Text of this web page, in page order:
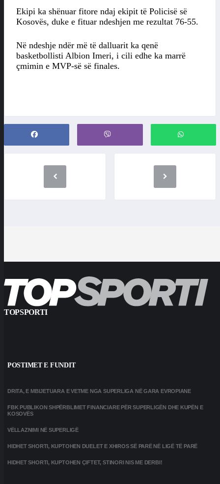
Ekipi ka shënuar fitore ndaj ekipit të Policisë së
Kosovës, duke e fituar ndeshjen me rezultat 76-55.
Në ndeshje ndër më të dalluarit ka qenë
basketbollisti Albion Imeri, i cili edhe ka marrë
çmimin e MVP-së së finales.
TOPSPORTI
POSTIMET E FUNDIT
DRITA, E MBIJETUARA E VETME NGA SUPERLIGA NË GARA EVROPIANE
FBK PUBLIKON SHPËRBLIMET FINANCIARE PËR SUPERLIGËN DHE KUPËN E
KOSOVËS
VËLLAZNIMI NË SUPERLIGË
HIDHET SHORTI, KUPTOHEN DUELET E XHIROS SË PARË NË LIGË TË PARË
HIDHET SHORTI, KUPTOHEN ÇIFTET, STINORI NIS ME DERBI!